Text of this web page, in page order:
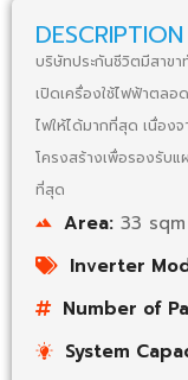
DESCRIPTION
บริษัทประกันชีวิตมีสาขา
เปิดเครื่องใช้ไฟฟ้าตล
ไฟให้ได้มากที่สุด เนื่อ
โครงสร้างเพื่อรองรับแ
ที่สุด
Area: 33 sqm
Inverter
Number of
System